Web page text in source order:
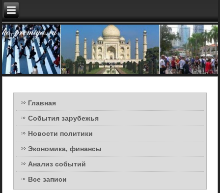
Главная
События зарубежья
Новости политики
Экономика, финансы
Анализ событий
Все записи